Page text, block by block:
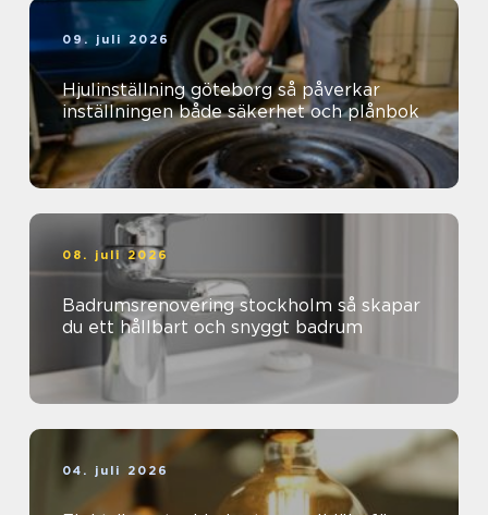
09. juli 2026
Hjulinställning göteborg så påverkar
inställningen både säkerhet och plånbok
08. juli 2026
Badrumsrenovering stockholm så skapar
du ett hållbart och snyggt badrum
04. juli 2026